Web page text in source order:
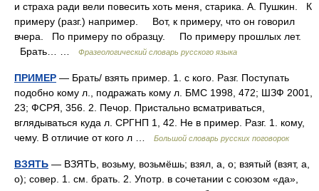
и страха ради вели повесить хоть меня, старика. А. Пушкин. К
примеру (разг.) например. Вот, к примеру, что он говорил
вчера. По примеру по образцу. По примеру прошлых лет.
Брать… …
Фразеологический словарь русского языка
ПРИМЕР — Брать/ взять пример. 1. с кого. Разг. Поступать
подобно кому л., подражать кому л. БМС 1998, 472; ШЗФ 2001,
23; ФСРЯ, 356. 2. Печор. Пристально всматриваться,
вглядываться куда л. СРГНП 1, 42. Не в пример. Разг. 1. кому,
чему. В отличие от кого л …
Большой словарь русских поговорок
ВЗЯТЬ — ВЗЯТЬ, возьму, возьмёшь; взял, а, о; взятый (взят, а,
о); совер. 1. см. брать. 2. Употр. в сочетании с союзом «да»,